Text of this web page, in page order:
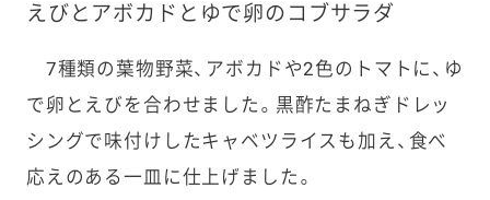
えびとアボカドとゆで卵のコブサラダ
7種類の葉物野菜、アボカドや2色のトマトに、ゆ
で卵とえびを合わせました。黒酢たまねぎドレッ
シングで味付けしたキャベツライスも加え、食べ
応えのある一皿に仕上げました。